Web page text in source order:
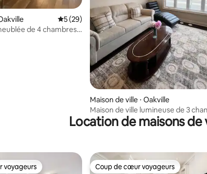
Évaluation moyenne sur la base de 29
5 (29)
de 4 chambres à
Maison de ville ⋅ Oakville
Maison de ville lumineuse de 3
à Oakville avec balcon, bureau
Location de maisons
les plus appréciés
voyageurs Coup de cœur voyageurs
Coup de cœur voyageurs